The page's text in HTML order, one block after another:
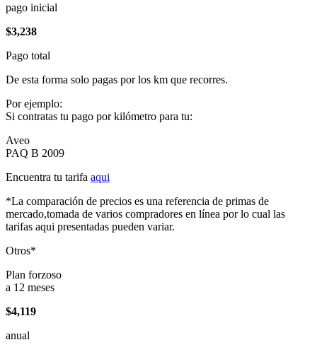
pago inicial
$3,238
Pago total
De esta forma solo pagas por los km que recorres.
Por ejemplo:
Si contratas tu pago por kilómetro para tu:
Aveo
PAQ B 2009
Encuentra tu tarifa aqui
*La comparación de precios es una referencia de primas de
mercado,tomada de varios compradores en línea por lo cual las
tarifas aqui presentadas pueden variar.
Otros*
Plan forzoso
a 12 meses
$4,119
anual